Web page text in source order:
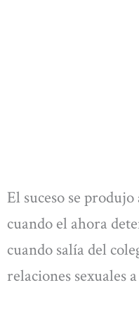
El suceso se
cuando el ahora
cuando salía del
relaciones sexuales